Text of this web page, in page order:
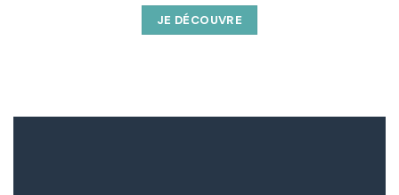
JE DÉCOUVRE